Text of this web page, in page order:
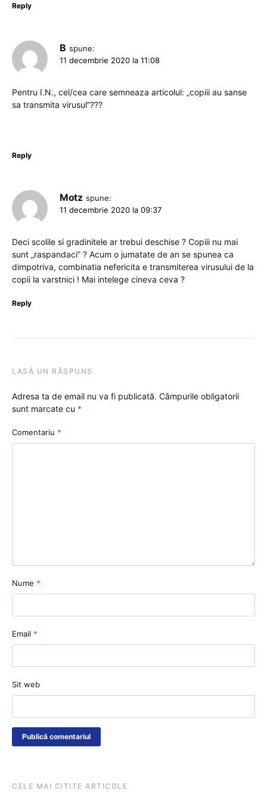
Reply
B spune:
11 decembrie 2020 la 11:08
Pentru I.N., cel/cea care semneaza articolul: „copiii au sanse
sa transmita virusul”???
Reply
Motz spune:
11 decembrie 2020 la 09:37
Deci scolile si gradinitele ar trebui deschise ? Copiii nu mai
sunt „raspandaci” ? Acum o jumatate de an se spunea ca
dimpotriva, combinatia nefericita e transmiterea virusului de la
copii la varstnici ! Mai intelege cineva ceva ?
Reply
LASĂ UN RĂSPUNS
Adresa ta de email nu va fi publicată. Câmpurile obligatorii
sunt marcate cu *
Comentariu *
Nume *
Email *
Sit web
CELE MAI CITITE ARTICOLE